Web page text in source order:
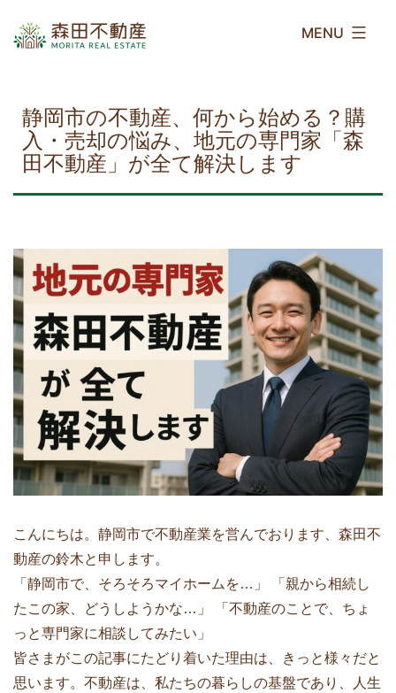
田
産
静岡市の不動産、何から始める？購
入・売却の悩み、地元の専門家「森
田不動産」が全て解決します
こんにちは。静岡市で不動産業を営んでおります、森田不
動産の鈴木と申します。
「静岡市で、そろそろマイホームを…」 「親から相続し
たこの家、どうしようかな…」 「不動産のことで、ちょ
っと専門家に相談してみたい」
皆さまがこの記事にたどり着いた理由は、きっと様々だと
思います。不動産は、私たちの暮らしの基盤であり、人生